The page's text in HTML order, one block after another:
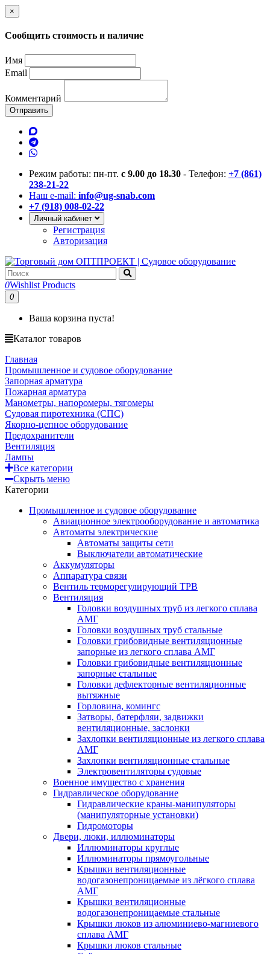
×
Сообщить стоимость и наличие
Имя
Email
Комментарий
Отправить
Режим работы: пн-пт. с 9.00 до 18.30 - Телефон: +7 (861)
238-21-22
Наш e-mail: info@ug-snab.com
+7 (918) 008-02-22
Личный кабинет
Регистрация
Авторизация
0Wishlist Products
0
Ваша корзина пуста!
Каталог товаров
Главная
Промышленное и судовое оборудование
Запорная арматура
Пожарная арматура
Манометры, напоромеры, тягомеры
Судовая пиротехника (СПС)
Якорно-цепное оборудование
Предохранители
Вентиляция
Лампы
Все категории
Скрыть меню
Категории
Промышленное и судовое оборудование
Авиационное электрооборудование и автоматика
Автоматы электрические
Автоматы защиты сети
Выключатели автоматические
Аккумуляторы
Аппаратура связи
Вентиль терморегулирующий ТРВ
Вентиляция
Головки воздушных труб из легкого сплава
АМГ
Головки воздушных труб стальные
Головки грибовидные вентиляционные
запорные из легкого сплава АМГ
Головки грибовидные вентиляционные
запорные стальные
Головки дефлекторные вентиляционные
вытяжные
Горловина, комингс
Затворы, батерфляи, задвижки
вентиляционные, заслонки
Захлопки вентиляционные из легкого сплава
АМГ
Захлопки вентиляционные стальные
Электровентиляторы судовые
Военное имущество с хранения
Гидравлическое оборудование
Гидравлические краны-манипуляторы
(манипуляторные установки)
Гидромоторы
Двери, люки, иллюминаторы
Иллюминаторы круглые
Иллюминаторы прямоугольные
Крышки вентиляционные
водогазонепроницаемые из лёгкого сплава
АМГ
Крышки вентиляционные
водогазонепроницаемые стальные
Крышки люков из алюминиево-магниевого
сплава АМГ
Крышки люков стальные